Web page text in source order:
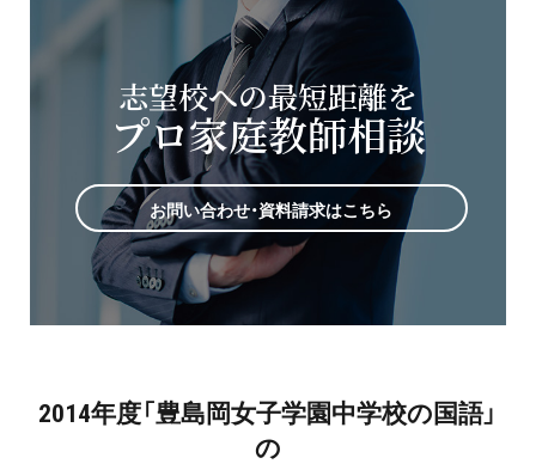
志望校への最短距離を
プロ家庭教師相談
お問い合わせ・資料請求はこちら
2014年度「豊島岡女子学園中学校の国語」
の